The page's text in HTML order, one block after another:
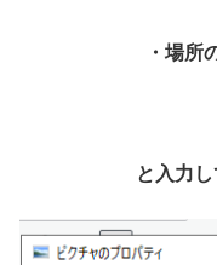
・場所
と入力